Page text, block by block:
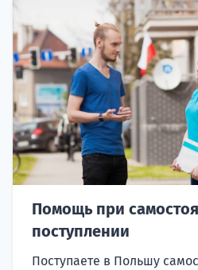
Помощь при
поступлении
Поступаете в Польшу